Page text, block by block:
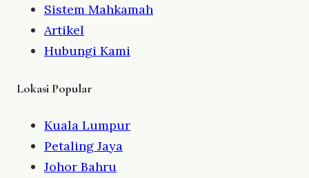
Sistem Mahkamah
Artikel
Hubungi Kami
Lokasi Popular
Kuala Lumpur
Petaling Jaya
Johor Bahru